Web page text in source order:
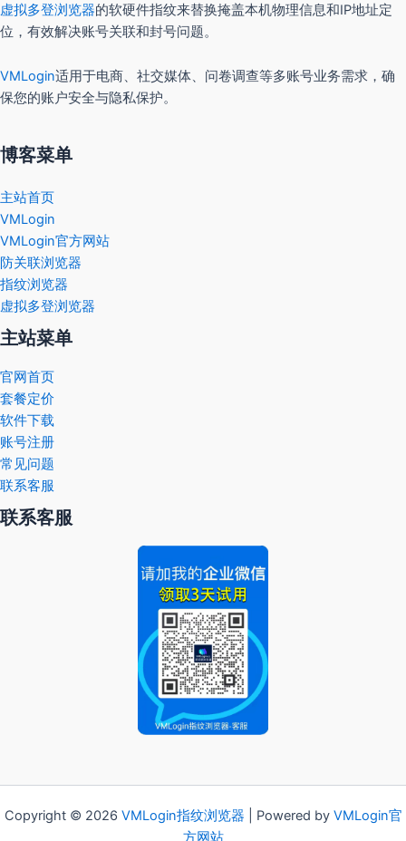
虚拟多登浏览器的软硬件指纹来替换掩盖本机物理信息和IP地址定
位，有效解决账号关联和封号问题。
VMLogin适用于电商、社交媒体、问卷调查等多账号业务需求，确
保您的账户安全与隐私保护。
博客菜单
主站首页
VMLogin
VMLogin官方网站
防关联浏览器
指纹浏览器
虚拟多登浏览器
主站菜单
官网首页
套餐定价
软件下载
账号注册
常见问题
联系客服
联系客服
Copyright © 2026 VMLogin指纹浏览器 | Powered by VMLogin官
方网站